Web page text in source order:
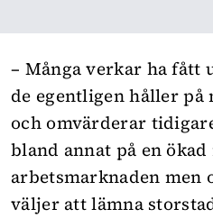
– Många verkar ha fått
de egentligen håller
och omvärderar
bland annat på en
arbetsmarknaden men
väljer att lämna